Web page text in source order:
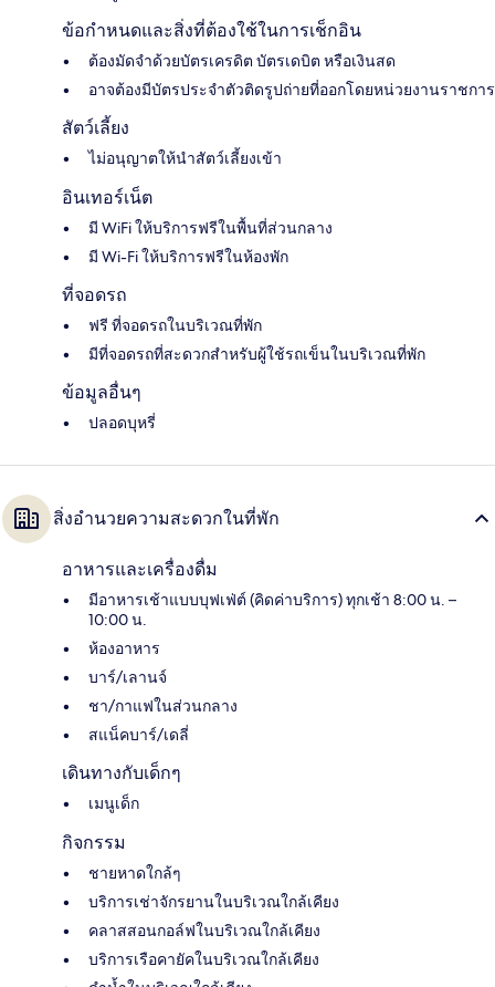
ข้อกำหนดและสิ่งที่ต้องใช้ในการเช็กอิน
ต้องมัดจำด้วยบัตรเครดิต บัตรเดบิต หรือเงินสด
อาจต้องมีบัตรประจำตัวติดรูปถ่ายที่ออกโดยหน่วยงานราชการ
สัตว์เลี้ยง
ไม่อนุญาตให้นำสัตว์เลี้ยงเข้า
อินเทอร์เน็ต
มี WiFi ให้บริการฟรีในพื้นที่ส่วนกลาง
มี Wi-Fi ให้บริการฟรีในห้องพัก
ที่จอดรถ
ฟรี ที่จอดรถในบริเวณที่พัก
มีที่จอดรถที่สะดวกสำหรับผู้ใช้รถเข็นในบริเวณที่พัก
ข้อมูลอื่นๆ
ปลอดบุหรี่
สิ่งอำนวยความสะดวกในที่พัก
อาหารและเครื่องดื่ม
มีอาหารเช้าแบบบุฟเฟ่ต์ (คิดค่าบริการ) ทุกเช้า 8:00 น. –
10:00 น.
ห้องอาหาร
บาร์/เลานจ์
ชา/กาแฟในส่วนกลาง
สแน็คบาร์/เดลี่
เดินทางกับเด็กๆ
เมนูเด็ก
กิจกรรม
ชายหาดใกล้ๆ
บริการเช่าจักรยานในบริเวณใกล้เคียง
คลาสสอนกอล์ฟในบริเวณใกล้เคียง
บริการเรือคายัคในบริเวณใกล้เคียง